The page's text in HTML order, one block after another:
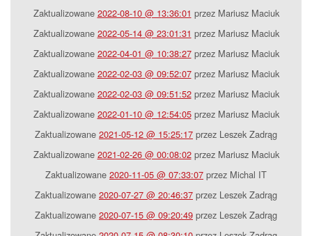
Zaktualizowane 2022-08-10 @ 13:36:01 przez Mariusz Maciuk
Zaktualizowane 2022-05-14 @ 23:01:31 przez Mariusz Maciuk
Zaktualizowane 2022-04-01 @ 10:38:27przez Mariusz Maciuk
Zaktualizowane 2022-02-03 @ 09:52:07przez Mariusz Maciuk
Zaktualizowane 2022-02-03 @ 09:51:52przez Mariusz Maciuk
Zaktualizowane 2022-01-10 @ 12:54:05przez Mariusz Maciuk
Zaktualizowane 2021-05-12 @ 15:25:17 przez Leszek Zadrąg
Zaktualizowane 2021-02-26 @ 00:08:02przez Mariusz Maciuk
Zaktualizowane 2020-11-05 @ 07:33:07 przez Michal IT
Zaktualizowane 2020-07-27 @ 20:46:37 przez Leszek Zadrąg
Zaktualizowane 2020-07-15 @ 09:20:49 przez Leszek Zadrąg